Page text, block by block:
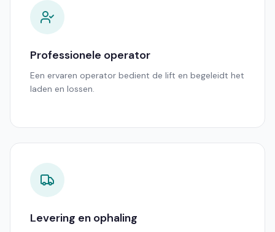
Professionele operator
Een ervaren operator bedient de lift en begeleidt het
laden en lossen.
Levering en ophaling